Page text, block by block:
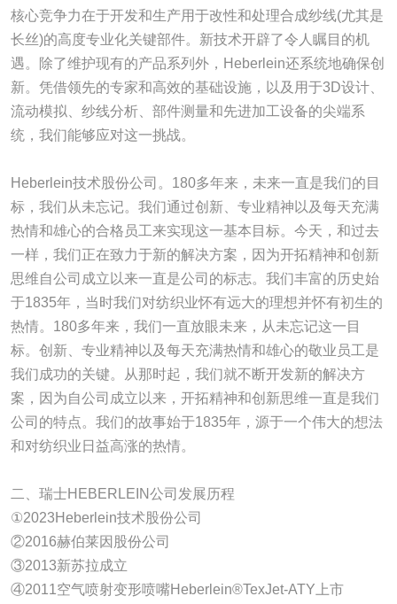
核心竞争力在于开发和生产用于改性和处理合成纱线(尤其是
长丝)的高度专业化关键部件。新技术开辟了令人瞩目的机
遇。除了维护现有的产品系列外，Heberlein还系统地确保创
新。凭借领先的专家和高效的基础设施，以及用于3D设计、
流动模拟、纱线分析、部件测量和先进加工设备的尖端系
统，我们能够应对这一挑战。
Heberlein技术股份公司。180多年来，未来一直是我们的目
标，我们从未忘记。我们通过创新、专业精神以及每天充满
热情和雄心的合格员工来实现这一基本目标。今天，和过去
一样，我们正在致力于新的解决方案，因为开拓精神和创新
思维自公司成立以来一直是公司的标志。我们丰富的历史始
于1835年，当时我们对纺织业怀有远大的理想并怀有初生的
热情。180多年来，我们一直放眼未来，从未忘记这一目
标。创新、专业精神以及每天充满热情和雄心的敬业员工是
我们成功的关键。从那时起，我们就不断开发新的解决方
案，因为自公司成立以来，开拓精神和创新思维一直是我们
公司的特点。我们的故事始于1835年，源于一个伟大的想法
和对纺织业日益高涨的热情。
二、瑞士HEBERLEIN公司发展历程
①2023Heberlein技术股份公司
②2016赫伯莱因股份公司
③2013新苏拉成立
④2011空气喷射变形喷嘴Heberlein®TexJet-ATY上市